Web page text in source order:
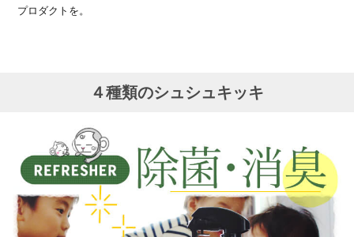
プロダクトを。
４種類のシュシュキッキ